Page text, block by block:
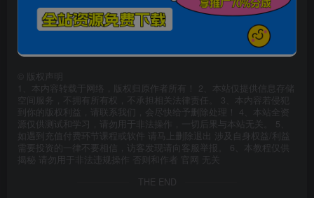
版权声明
1、本内容转载于网络，版权归原作者所有！ 2、本站仅提供信息存储
空间服务，不拥有所有权，不承担相关法律责任。 3、本内容若侵犯
到你的版权利益，请联系我们，会尽快给予删除处理！ 4、本站全资
源仅供测试和学习，请勿用于非法操作，一切后果与本站无关。 5、
如遇到充值付费环节课程或软件 请马上删除退出 涉及自身权益/利益
需要投资的一律不要相信，访客发现请向客服举报。 6、本教程仅供
揭秘 请勿用于非法违规操作 否则和作者 官网 无关
THE END